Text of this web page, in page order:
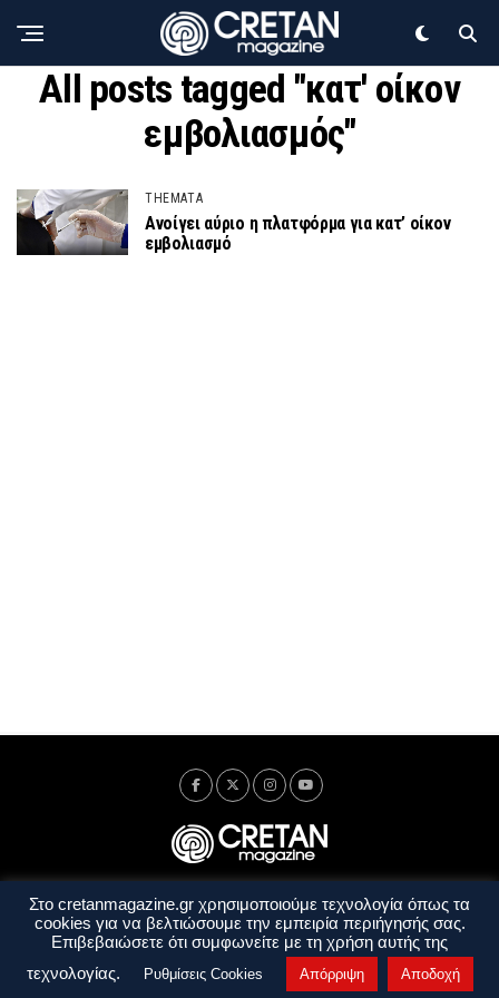
All posts tagged "κατ' οίκον
εμβολιασμός"
THEMATA
Ανοίγει αύριο η πλατφόρμα για κατ’ οίκον
εμβολιασμό
Ταυτότητα Πολιτική Απορρήτου
Όροι Χρήσης
Όροι και Προϋποθέσεις
Στο cretanmagazine.gr χρησιμοποιούμε τεχνολογία όπως τα
cookies για να βελτιώσουμε την εμπειρία περιήγησής σας.
Επιβεβαιώσετε ότι συμφωνείτε με τη χρήση αυτής της
τεχνολογίας.
Ρυθμίσεις Cookies Απόρριψη Αποδοχή